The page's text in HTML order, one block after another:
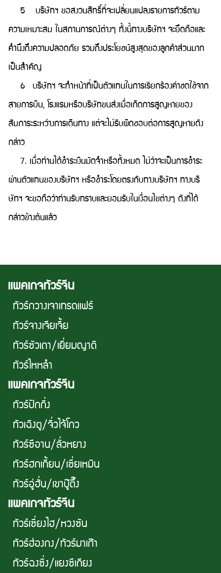
5 บริษัทฯ ขอสงวนสิทธิ์ที่จะเปลี่ยนแปลงรายการทัวร์ตาม
ความเหมาะสม ในสถานการณ์ต่างๆ ทั้งนี้ทางบริษัทฯ จะยึดถือและ
คำนึงถึงความปลอดภัย รวมถึงประโยชน์สูงสุดของลูกค้าส่วนมาก
เป็นสำคัญ
6 บริษัทฯ จะทำหน้าที่เป็นตัวแทนในการเรียกร้องค่าชดใช้จาก
สายการบิน, โรงแรมหรือบริษัทขนส่งเมื่อเกิดการสูญหายของ
สัมภาระระหว่างการเดินทาง แต่จะไม่รับผิดชอบต่อการสูญหายดัง
กล่าว
7. เมื่อท่านได้ชำระเงินมัดจำหรือทั้งหมด ไม่ว่าจะเป็นการชำระ
ผ่านตัวแทนของบริษัทฯ หรือชำระโดยตรงกับทางบริษัทฯ ทางบริ
ษัทฯ จะขอถือว่าท่านรับทราบและยอมรับในเงื่อนไขต่างๆ ดังที่ได้
กล่าวข้างต้นแล้ว
เเพคเกจทัวร์จีน
ทัวร์กวางเจาเทรดเเฟร์
ทัวร์จางเจียเจี้ย
ทัวร์ซัวเถา/เยี่ยมญาติ
ทัวร์ไหหลำ
เเพคเกจทัวร์จีน
ทัวร์ปักกิ่ง
ทัวเฉิงตู/จิ่วไจ้โกว
ทัวร์ซีอาน/ลั่วหยาง
ทัวร์ฮกเกี้ยน/เซี่ยเหมิน
ทัวร์อู่ฮั่น/เขาบู๊ตึ๊ง
เเพคเกจทัวร์จีน
ทัวร์เซี่ยงไฮ/หวงซัน
ทัวร์ฮ่องกง/ทัวร์มาเก๊า
ทัวร์ฉงซิ่ง/แยงซีเกียง